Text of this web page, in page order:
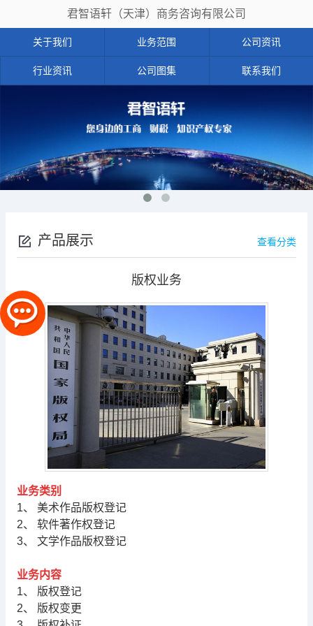
君智语轩（天津）商务咨询有限公司
关于我们 业务范围 公司资讯
行业资讯 公司图集 联系我们
产品展示 查看分类
版权业务
业务类别
1、 美术作品版权登记
2、 软件著作权登记
3、 文学作品版权登记
业务内容
1、 版权登记
2、 版权变更